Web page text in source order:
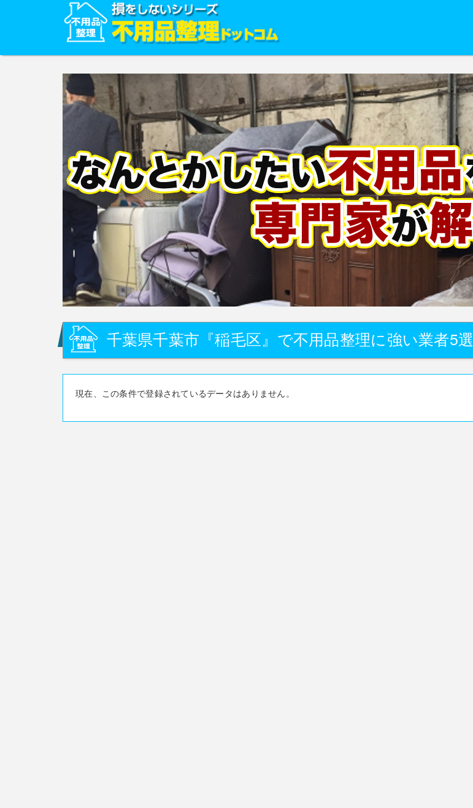
千葉県千葉市『稲毛区』で不用品整理に強い業者5選
現在、この条件で登録されているデータはありません。